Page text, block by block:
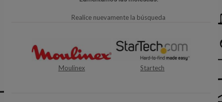
Realice nuevamente la búsqueda
Moulinex Startech